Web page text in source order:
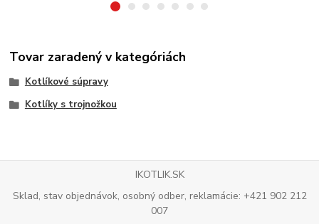
Tovar zaradený v kategóriách
Kotlíkové súpravy
Kotlíky s trojnožkou
IKOTLIK.SK
Sklad, stav objednávok, osobný odber, reklamácie: +421 902 212
007